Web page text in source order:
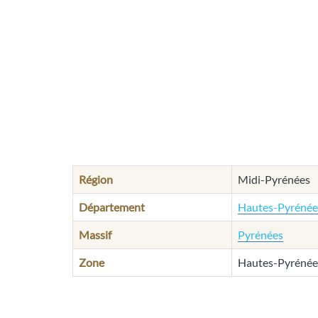
Région Midi-Pyrénées
Département Hautes-
Massif Pyrénées
Zone Hautes-